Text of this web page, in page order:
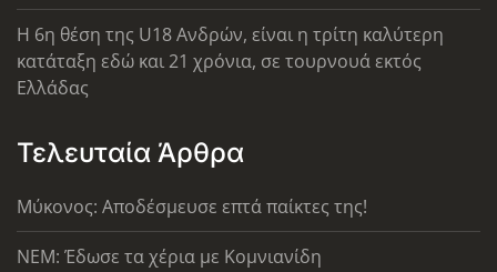
Η 6η θέση της U18 Ανδρών, είναι η τρίτη καλύτερη
κατάταξη εδώ και 21 χρόνια, σε τουρνουά εκτός
Ελλάδας
Τελευταία Άρθρα
Μύκονος: Αποδέσμευσε επτά παίκτες της!
ΝΕΜ: Έδωσε τα χέρια με Κομνιανίδη